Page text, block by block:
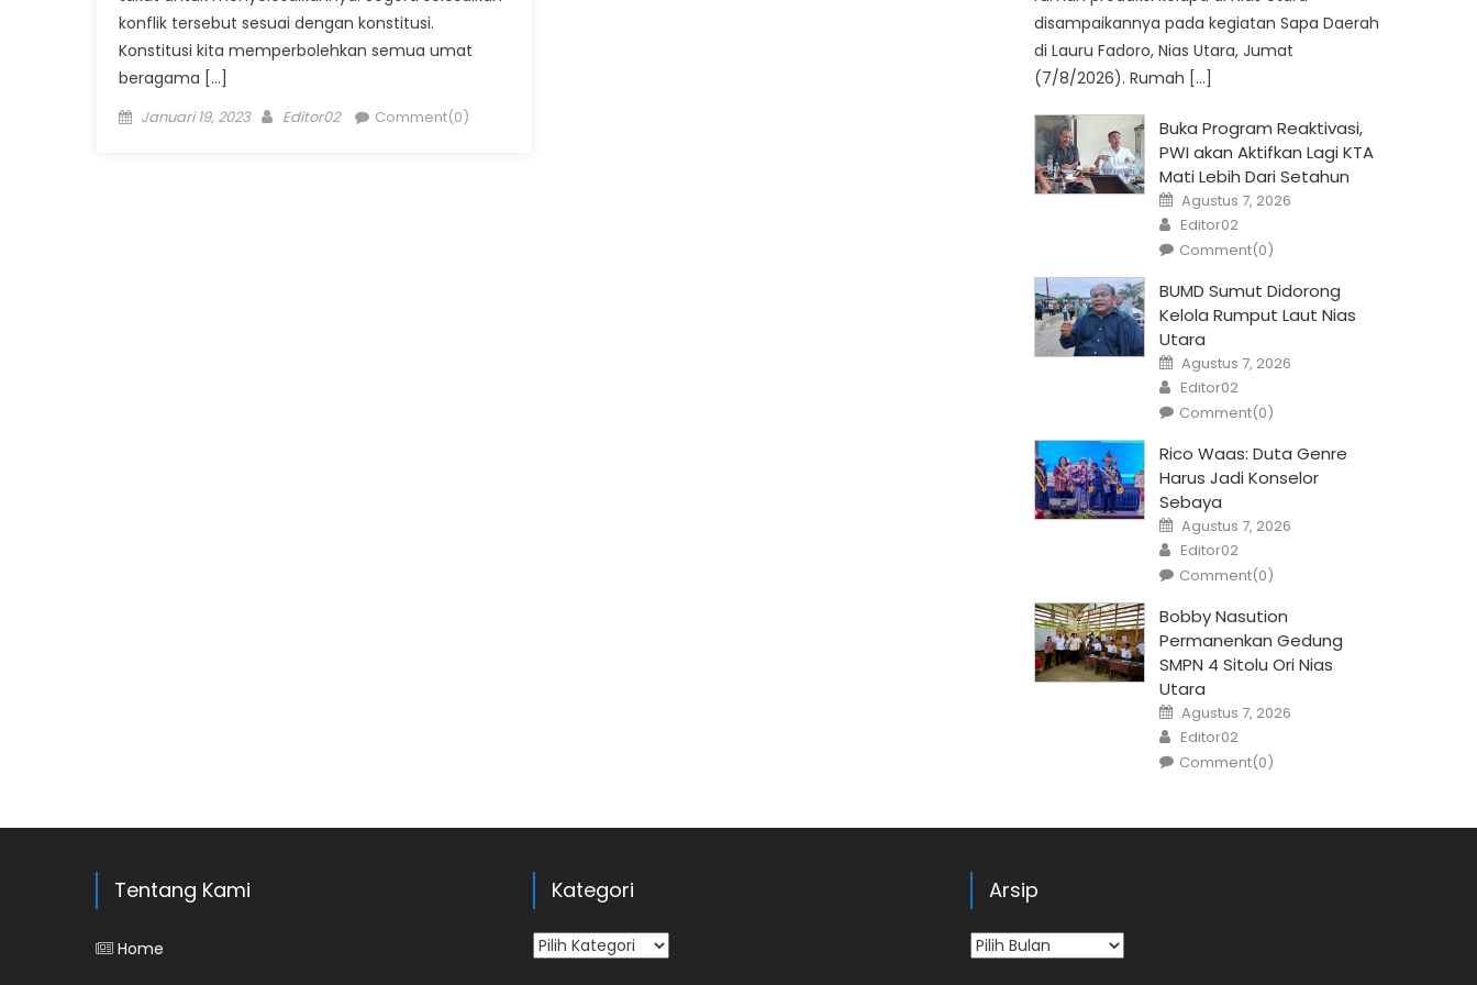
konflik tersebut sesuai dengan konstitusi.
Konstitusi kita memperbolehkan semua umat
beragama […]
Posted
Januari 19, 2023 Author
Editor02 Comment(0)
disampaikannya pada kegiatan Sapa Daerah
di Lauru Fadoro, Nias Utara, Jumat
(7/8/2026). Rumah […]
Buka Program Reaktivasi,
PWI akan Aktifkan Lagi KTA
Mati Lebih Dari Setahun
Posted
on
Agustus 7, 2026
Author
Editor02
Comment(0)
BUMD Sumut Didorong
Kelola Rumput Laut Nias
Utara
Posted
on
Agustus 7, 2026
Author
Editor02
Comment(0)
Rico Waas: Duta Genre
Harus Jadi Konselor
Sebaya
Posted
on
Agustus 7, 2026
Author
Editor02
Comment(0)
Bobby Nasution
Permanenkan Gedung
SMPN 4 Sitolu Ori Nias
Utara
Posted
on
Agustus 7, 2026
Author
Editor02
Comment(0)
Tentang Kami
Home
Kategori
Kategori
Arsip
Arsip